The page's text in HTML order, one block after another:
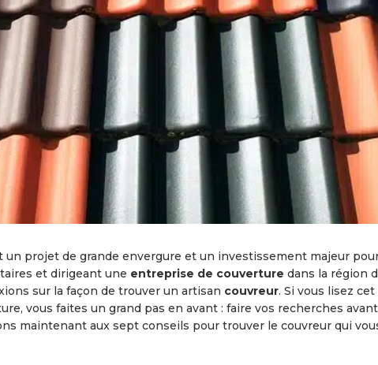
un projet de grande envergure et un investissement majeur
et dirigeant une entreprise de couverture dans la région
sur la façon de trouver un artisan couvreur. Si vous lisez
vous faites un grand pas en avant : faire vos recherches avant
maintenant aux sept conseils pour trouver le couvreur qui